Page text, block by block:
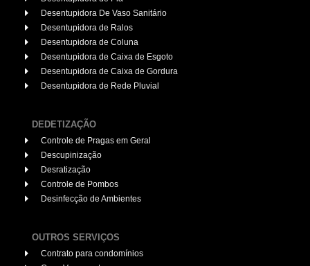
Desentupidora De Vaso Sanitário
Desentupidora de Ralos
Desentupidora de Coluna
Desentupidora de Caixa de Esgoto
Desentupidora de Caixa de Gordura
Desentupidora de Rede Pluvial
DEDETIZAÇÃO
Controle de Pragas em Geral
Descupinização
Desratização
Controle de Pombos
Desinfecção de Ambientes
OUTROS SERVIÇOS
Contrato para condomínios